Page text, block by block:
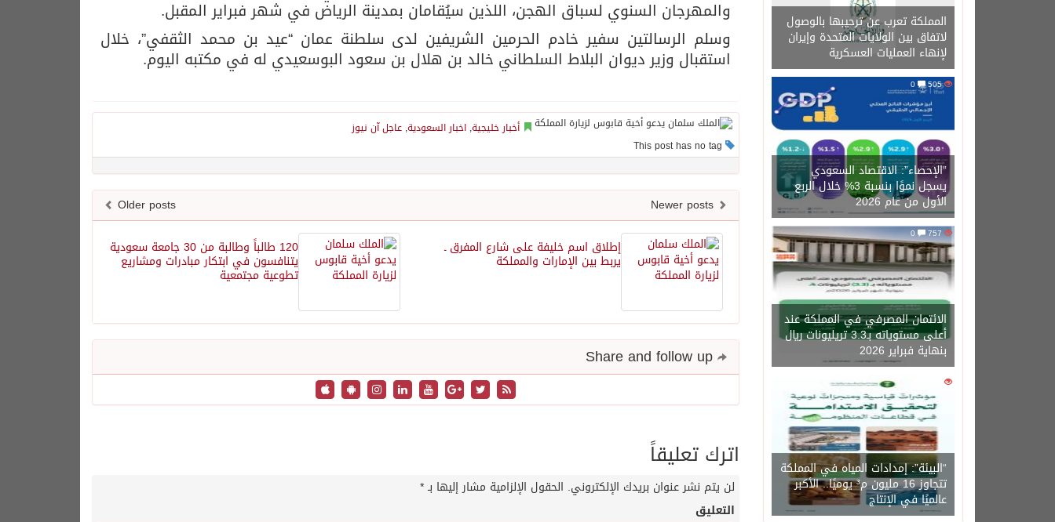
المملكة تعرب عن ترحيبها بالوصول
لاتفاق بين الولايات المتحدة وإيران
لإنهاء العمليات العسكرية
505
“الإحصاء”: الاقتصاد السعودي
يسجل نموًا بنسبة 3% خلال الربع
الأول من عام 2026
757
0
الائتمان المصرفي في المملكة عند
أعلى مستوياته بـ3.3 تريليونات ريال
بنهاية فبراير 2026
1450
“البيئة”: إمدادات المياه في المملكة
تتجاوز 16 مليون م³ يوميًا.. الأكبر
عالميًا في الإنتاج
والمهرجان السنوي لسباق الهجن، اللذين سيُقامان بمدينة الرياض في شهر فبراير المقبل.
وسلم الرسالتين سفير خادم الحرمين الشريفين لدى سلطنة عمان “عيد بن محمد الثقفي”، خلال
استقبال وزير ديوان البلاط السلطاني خالد بن هلال بن سعود البوسعيدي له في مكتبه اليوم.
أخبار خليجية, اخبار السعودية, عاجل آن نيوز
Older posts
120 طالباً وطالبة من 30 جامعة سعودية
يتنافسون في ابتكار مبادرات ومشاريع
تطوعية مجتمعية
إطلاق اسم خليفة على شارع المفرق ـ
يربط بين الإمارات والمملكة
اترك تعليقاً
لن يتم نشر عنوان بريدك الإلكتروني. الحقول الإلزامية مشار إليها بـ*
التعليق